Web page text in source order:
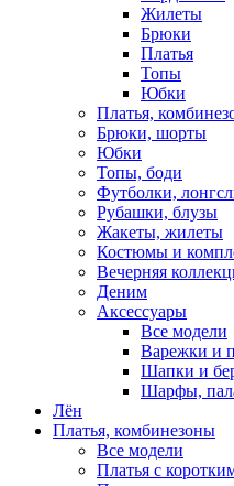
Жилеты
Брюки
Платья
Топы
Юбки
Платья,
Брюки, шорты
Юбки
Топы, боди
Футболки,
Рубашки, блузы
Жакеты, жилеты
Костюмы и
Вечерняя
Деним
Аксессуары
Все модели
Варежки и
Шапки и
Шарфы,
Лён
Платья, комбинезоны
Все модели
Платья с